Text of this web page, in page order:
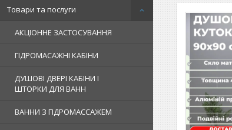
Товари та послуги
АКЦІОННЕ ЗАСТОСУВАННЯ
ГІДРОМАСАЖНІ КАБІНИ
ДУШОВІ ДВЕРІ КАБІНИ І
ШТОРКИ ДЛЯ ВАНН
ВАННИ З ГІДРОМАССАЖЕМ